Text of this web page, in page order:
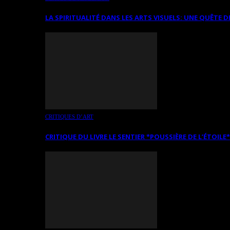
LA SPIRITUALITÉ DANS LES ARTS VISUELS: UNE QUÊTE
CRITIQUES D’ART
CRITIQUE DU LIVRE LE SENTIER *POUSSIÈRE DE L’ÉTOILE*